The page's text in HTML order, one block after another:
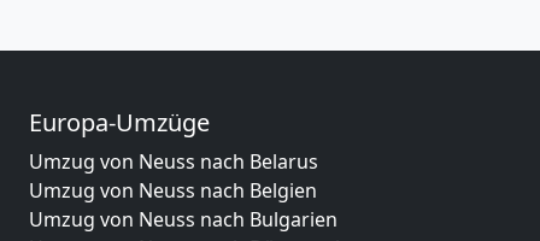
Europa-Umzüge
Umzug von Neuss nach Belarus
Umzug von Neuss nach Belgien
Umzug von Neuss nach Bulgarien